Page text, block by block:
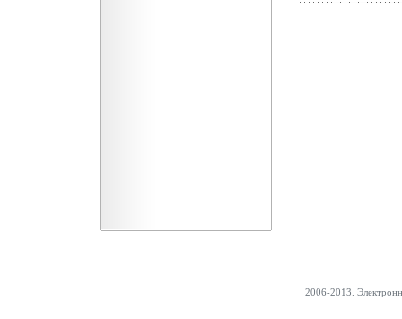
2006-2013.